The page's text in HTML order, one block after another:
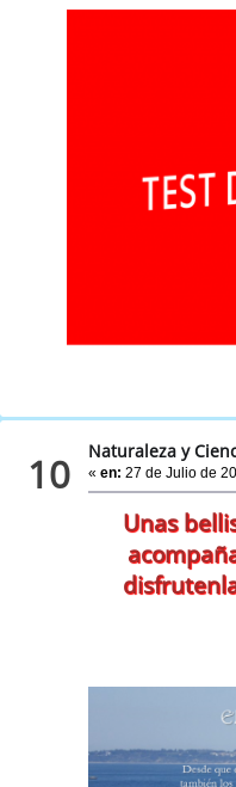
10 Naturaleza y
«en: 27 de Julio de
Unas